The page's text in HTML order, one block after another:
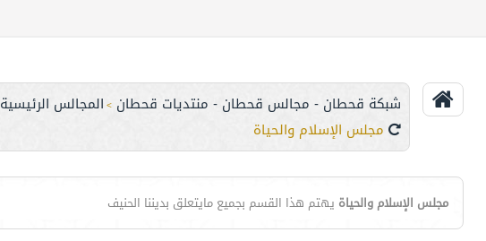
شبكة قحطان - مجالس قحطان - منتديات قحطان > المجالس الرئيسية
مجلس الإسلام والحياة
مجلس الإسلام والحياة يهتم هذا القسم بجميع مايتعلق بديننا الحنيف